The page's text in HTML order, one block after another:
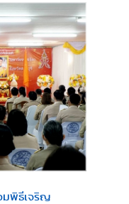
มพิธีเจริญ